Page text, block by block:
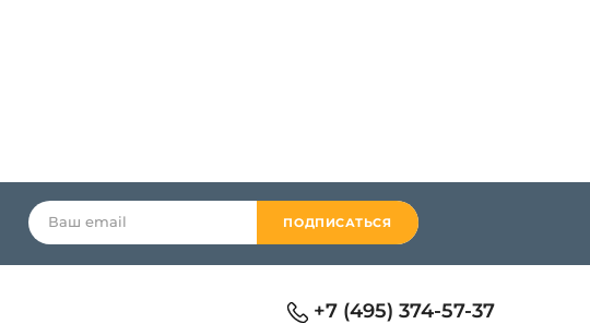
ПОДПИСАТЬСЯ
+7 (495) 374-57-37